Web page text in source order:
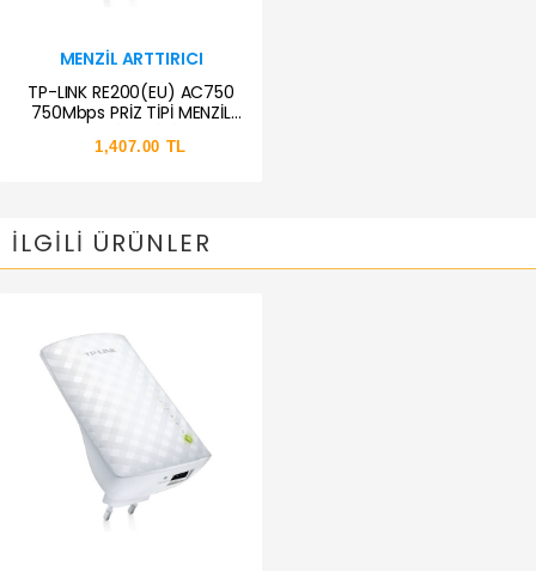
MENZIL ARTTIRICI
TP-LINK RE200(EU) AC750
750Mbps PRİZ TİPİ MENZİL
1,407.00 TL
İLGILI ÜRÜNLER